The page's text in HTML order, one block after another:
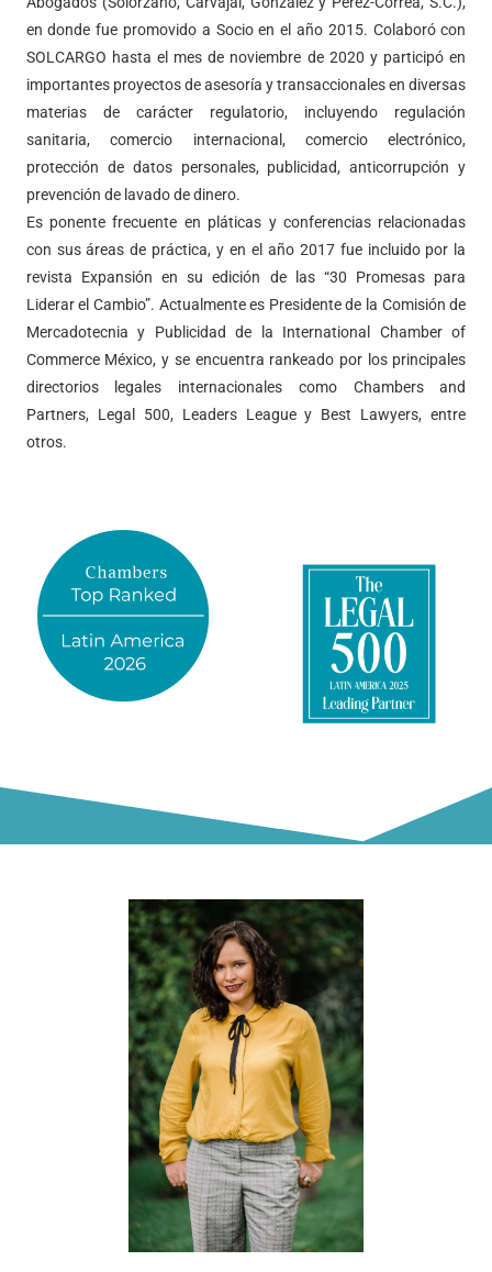
en donde fue promovido a Socio en el año 2015. Colaboró con
SOLCARGO hasta el mes de noviembre de 2020 y participó en
importantes proyectos de asesoría y transaccionales en diversas
materias de carácter regulatorio, incluyendo regulación
sanitaria, comercio internacional, comercio electrónico,
protección de datos personales, publicidad, anticorrupción y
prevención de lavado de dinero.
Es ponente frecuente en pláticas y conferencias relacionadas
con sus áreas de práctica, y en el año 2017 fue incluido por la
revista Expansión en su edición de las “30 Promesas para
Liderar el Cambio”. Actualmente es Presidente de la Comisión de
Mercadotecnia y Publicidad de la International Chamber of
Commerce México, y se encuentra rankeado por los principales
directorios legales internacionales como Chambers and
Partners, Legal 500, Leaders League y Best Lawyers, entre
otros.